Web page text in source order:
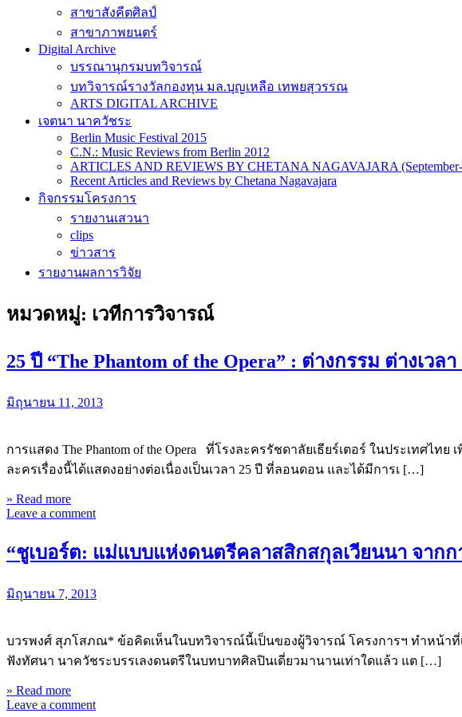
สาขาสังคีตศิลป์
สาขาภาพยนตร์
Digital Archive
บรรณานุกรมบทวิจารณ์
บทวิจารณ์รางวัลกองทุน มล.บุญเหลือ เทพยสุวรรณ
ARTS DIGITAL ARCHIVE
เจตนา นาควัชระ
Berlin Music Festival 2015
C.N.: Music Reviews from Berlin 2012
ARTICLES AND REVIEWS BY CHETANA NAGAVAJARA (September-
Recent Articles and Reviews by Chetana Nagavajara
กิจกรรมโครงการ
รายงานเสวนา
clips
ข่าวสาร
รายงานผลการวิจัย
หมวดหมู่: เวทีการวิจารณ์
25 ปี “The Phantom of the Opera” : ต่างกรรม ต่างเวล
มิถุนายน 11, 2013
การแสดง The Phantom of the Opera ที่โรงละครรัชดาลัยเธียร์เตอร์ ในประเทศ
ละครเรื่องนี้ได้แสดงอย่างต่อเนื่องเป็นเวลา 25 ปี ที่ลอนดอน และได้มีการเ […]
» Read more
Leave a comment
“ชูเบอร์ต: แม่แบบแห่งดนตรีคลาสสิกสกุลเวียนนา จากก
มิถุนายน 7, 2013
บวรพงศ์ สุภโสภณ* ข้อคิดเห็นในบทวิจารณ์นี้เป็นของผู้วิจารณ์ โครงการฯ ทำหน้า
ฟังทัศนา นาควัชระบรรเลงดนตรีในบทบาทศิลปินเดี่ยวมานานเท่าใดแล้ว แต […]
» Read more
Leave a comment